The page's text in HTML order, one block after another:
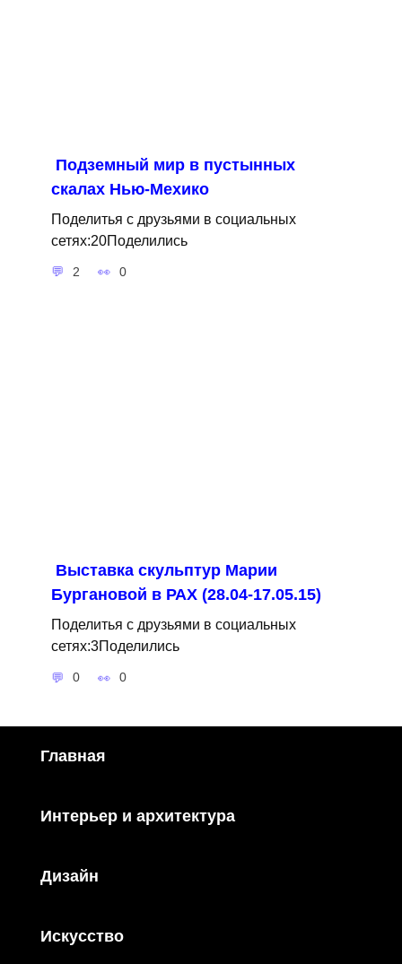
Подземный мир в пустынных
скалах Нью-Мехико
Поделитья с друзьями в социальных
сетях:20Поделились
2 0
Выставка скульптур Марии
Бургановой в РАХ (28.04-17.05.15)
Поделитья с друзьями в социальных
сетях:3Поделились
0 0
Главная
Интерьер и архитектура
Дизайн
Искусство